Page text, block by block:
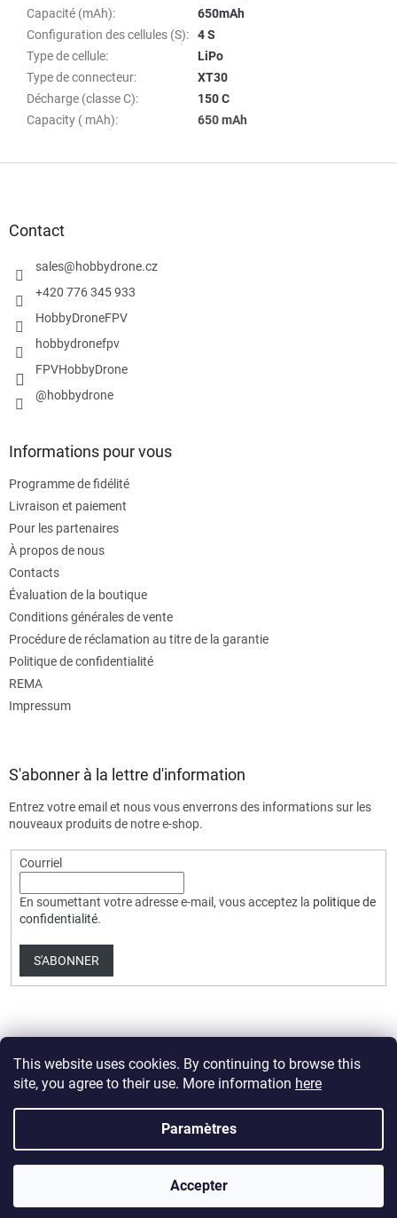
This website uses cookies. By continuing to browse this
site, you agree to their use. More information here
Paramètres
Accepter
Capacité (mAh):
650mAh
Configuration des cellules (S):
4 S
Type de cellule:
LiPo
Type de connecteur:
XT30
Décharge (classe C):
150 C
Capacity ( mAh): 650 mAh
Contact
sales@hobbydrone.cz
+420 776 345 933
HobbyDroneFPV
hobbydronefpv
FPVHobbyDrone
@hobbydrone
Informations pour vous
Programme de fidélité
Livraison et paiement
Pour les partenaires
À propos de nous
Contacts
Évaluation de la boutique
Conditions générales de vente
Procédure de réclamation au titre de la garantie
Politique de confidentialité
REMA
Impressum
S'abonner à la lettre d'information
Entrez votre email et nous vous enverrons des informations sur les
nouveaux produits de notre e-shop.
Courriel
En soumettant votre adresse e-mail, vous acceptez la politique de
confidentialité.
S'ABONNER
paramètres des cookies